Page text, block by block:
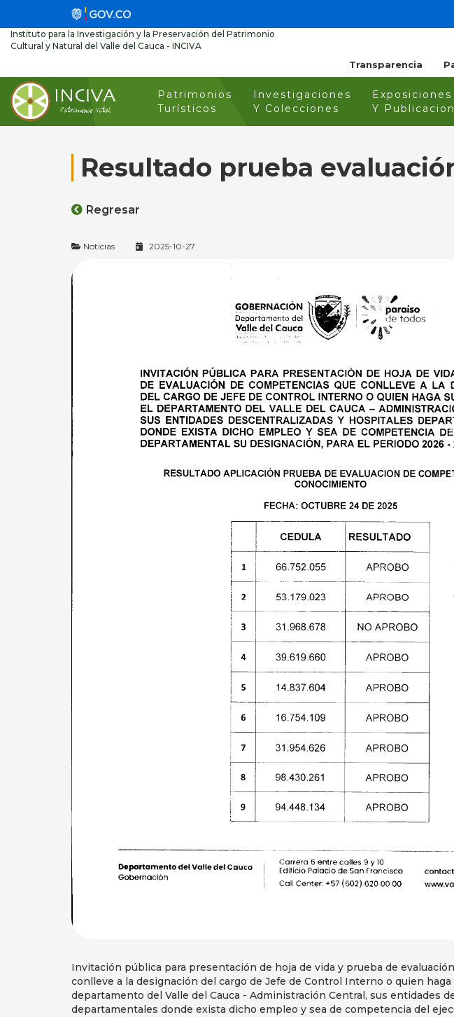
Instituto para la Investigación y la Preservación del Patrimonio
Cultural y Natural del Valle del Cauca - INCIVA
Transparencia
Patrimonios
Turísticos
Investigaciones
Y Colecciones
Exposiciones
Y
Resultado prueba
Regresar
Noticias 2025-10-27
Invitación pública para presentación de hoja de vida y prueba de
conlleve a la designación del cargo de Jefe de Control Interno o quien haga
departamento del Valle del Cauca - Administración Central, sus entidades
departamentales donde exista dicho empleo y sea de competencia del